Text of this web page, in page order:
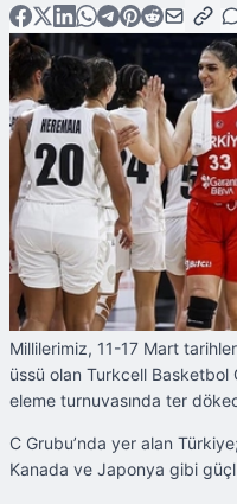
Millilerimiz, 11-17 Mart
üssü olan Turkcell Basketbol
eleme turnuvasında ter
C Grubu’nda yer alan
Kanada ve Japonya gibi